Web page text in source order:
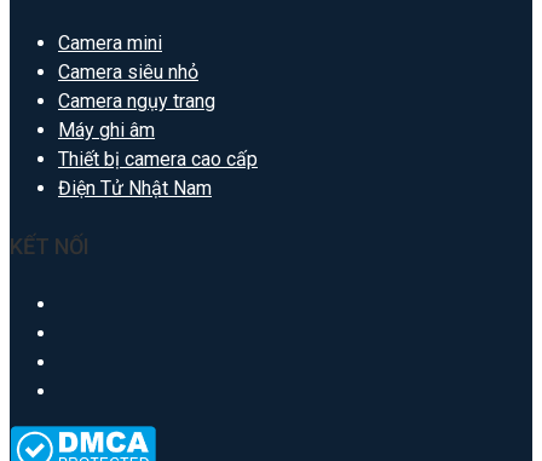
Camera mini
Camera siêu nhỏ
Camera ngụy trang
Máy ghi âm
Thiết bị camera cao cấp
Điện Tử Nhật Nam
KẾT NỐI